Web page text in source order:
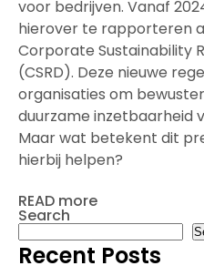
voor bedrijven. Vanaf
hierover te rapporteren
Corporate Sustainability
(CSRD). Deze nieuwe
organisaties om
duurzame inzetbaarheid
Maar wat betekent dit
hierbij helpen?
READ more
Search
Recent Posts